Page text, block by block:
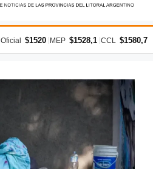
Oficial $1520 MEP $1528,1 CCL $1580,7